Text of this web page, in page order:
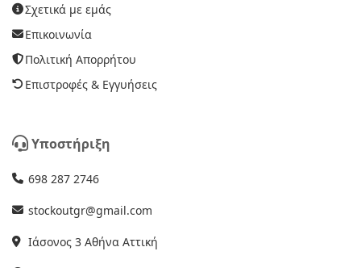
Σχετικά με εμάς
Επικοινωνία
Πολιτική Απορρήτου
Επιστροφές & Εγγυήσεις
Υποστήριξη
698 287 2746
stockoutgr@gmail.com
Ιάσονος 3 Αθήνα Αττική